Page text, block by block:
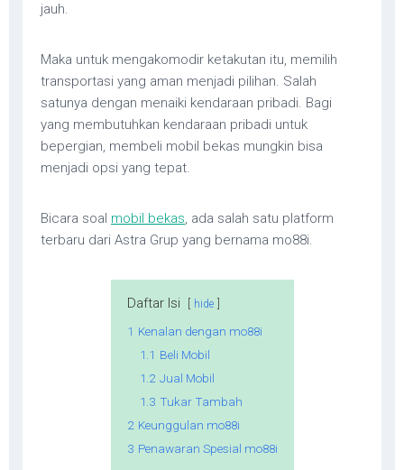
jauh.
Maka untuk mengakomodir ketakutan itu, memilih
transportasi yang aman menjadi pilihan. Salah
satunya dengan menaiki kendaraan pribadi. Bagi
yang membutuhkan kendaraan pribadi untuk
bepergian, membeli mobil bekas mungkin bisa
menjadi opsi yang tepat.
Bicara soal mobil bekas, ada salah satu platform
terbaru dari Astra Grup yang bernama mo88i.
Daftar Isi hide
1 Kenalan dengan mo88i
1.1 Beli Mobil
1.2 Jual Mobil
1.3 Tukar Tambah
2 Keunggulan mo88i
3 Penawaran Spesial mo88i